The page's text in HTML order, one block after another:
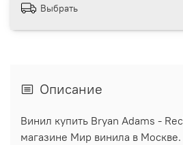
Выбрать
Описание
Винил купить Bryan Adams -
магазине Мир винила в